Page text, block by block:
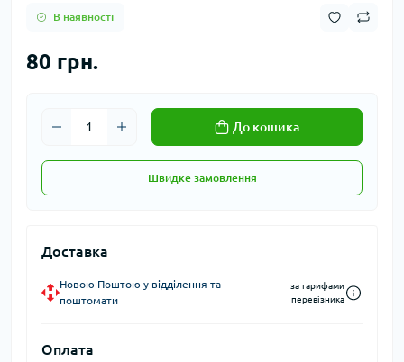
В наявності
80 грн.
До кошика
Швидке замовлення
Доставка
Новою Поштою у відділення та
поштомати
за тарифами
перевізника
Оплата